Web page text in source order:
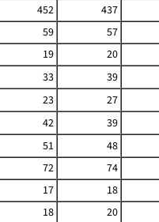
452 437
59 57
19 20
33 39
23 27
42 39
51 48
72 74
17 18
18 20